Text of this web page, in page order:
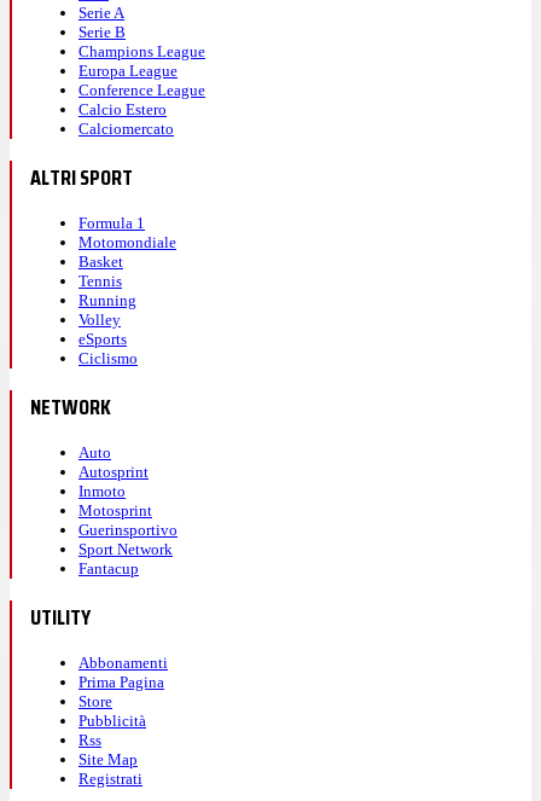
Serie A
Serie B
Champions League
Europa League
Conference League
Calcio Estero
Calciomercato
ALTRI SPORT
Formula 1
Motomondiale
Basket
Tennis
Running
Volley
eSports
Ciclismo
NETWORK
Auto
Autosprint
Inmoto
Motosprint
Guerinsportivo
Sport Network
Fantacup
UTILITY
Abbonamenti
Prima Pagina
Store
Pubblicità
Rss
Site Map
Registrati